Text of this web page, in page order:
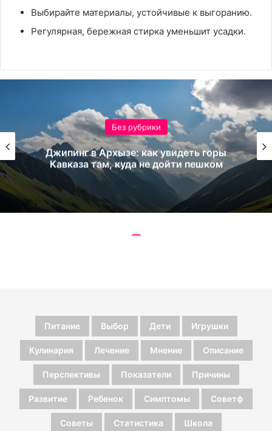
Питание Выбор Дети Игрушки
Кулинария Лечение Мнение Описание
Перспективы Показатели Причины
Развитие Ребенок Симптомы Советф
Советы Статистика Школа